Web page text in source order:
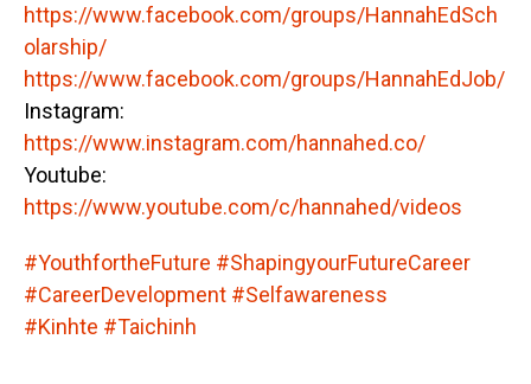
https://www.facebook.com/groups/HannahEdSch
olarship/
https://www.facebook.com/groups/HannahEdJob/
Instagram:
https://www.instagram.com/hannahed.co/
Youtube:
https://www.youtube.com/c/hannahed/videos
#YouthfortheFuture #ShapingyourFutureCareer
#CareerDevelopment #Selfawareness
#Kinhte #Taichinh